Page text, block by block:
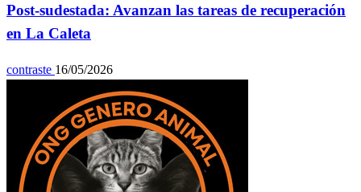
Post-sudestada: Avanzan las tareas de recuperación
en La Caleta
contraste 16/05/2026